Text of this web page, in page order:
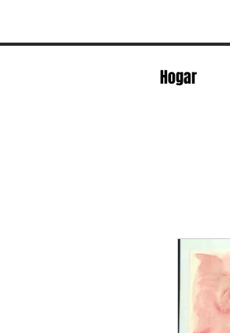
Hogar